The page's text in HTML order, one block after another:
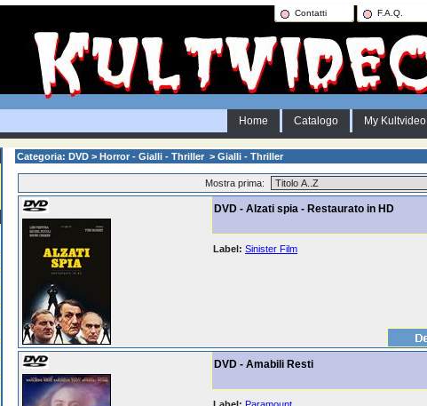
Contatti F.A.Q.
Home Catalogo My Kultvideo
Categoria: DVD > Horror - Gialli - Thriller > Gialli - Thriller
Mostra prima:
DVD - Alzati spia - Restaurato in HD
Label: Sinister Film
DVD - Amabili Resti